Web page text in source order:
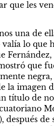
una de
lo que
que
la imagen
título de
después